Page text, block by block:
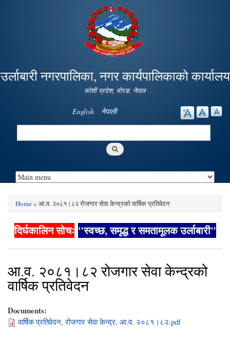
Skip to
main
content
उर्लाबारी नगरपालिका, नगर कार्यपालिकाको कार्यालय
कोशी प्रदेश, माेरङ, नेपाल
English नेपाली
Search
Home» आ.व. २०८१।८२ रोजगार सेवा केन्द्रको वार्षिक प्रतिवेदन
दिर्घकालिन सोचः "स्वच्छ, समृद्ध र समतामूलक उर्लाबारी"
आ.व. २०८१।८२ रोजगार सेवा केन्द्रको
वार्षिक प्रतिवेदन
Documents:
वार्षिक प्रतिवेदन, रोजगार सेवा केन्द्र, आ.व. २०८१।८२.pdf